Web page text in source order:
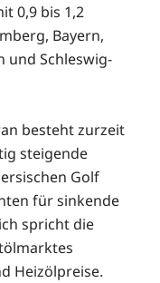
0,9 bis 1,2
Bayern,
und Schleswig-
besteht zurzeit
steigende
Golf
für sinkende
spricht die
Heizölpreise.